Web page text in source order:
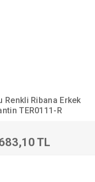
Renkli Ribana Erkek
TER0111-R
TL